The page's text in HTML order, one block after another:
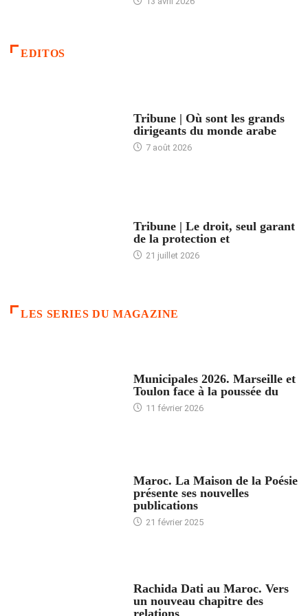
EDITOS
Tribune | Où sont les grands
dirigeants du monde arabe
7 août 2026
Tribune | Le droit, seul garant
de la protection et
21 juillet 2026
LES SERIES DU MAGAZINE
Municipales 2026. Marseille et
Toulon face à la poussée du
11 février 2026
Maroc. La Maison de la Poésie
présente ses nouvelles
publications
21 février 2025
Rachida Dati au Maroc. Vers
un nouveau chapitre des